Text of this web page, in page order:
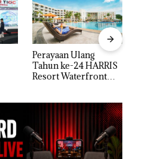
Perayaan Ulang
Tahun ke-24 HARRIS
Resort Waterfront
Diskon Menginap